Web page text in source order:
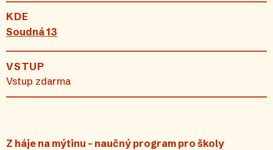
KDE
Soudná 13
VSTUP
Vstup zdarma
Z háje na mýtinu – naučný program pro školy